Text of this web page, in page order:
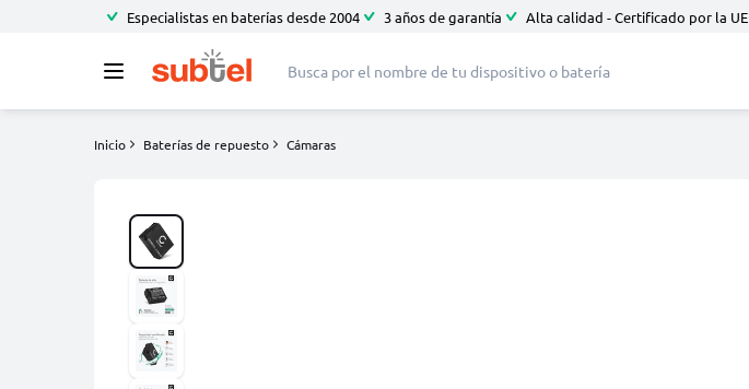
Especialistas en baterías desde 2004 3 años de garantía Alta calidad - Certificado por la UE
Inicio Baterías de repuesto Cámaras